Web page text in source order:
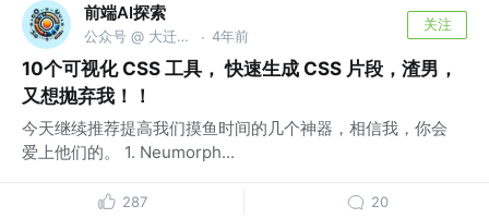
前端AI探索
公众号 @ 大迁世界 · 4年前
关注
10个可视化 CSS 工具， 快速生成 CSS 片段，渣男，
又想抛弃我！！
今天继续推荐提高我们摸鱼时间的几个神器，相信我，你会
爱上他们的。 1. Neumorph...
287 20